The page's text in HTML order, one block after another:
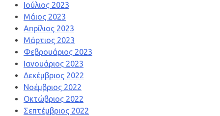
Ιούλιος 2023
Μάιος 2023
Απρίλιος 2023
Μάρτιος 2023
Φεβρουάριος 2023
Ιανουάριος 2023
Δεκέμβριος 2022
Νοέμβριος 2022
Οκτώβριος 2022
Σεπτέμβριος 2022